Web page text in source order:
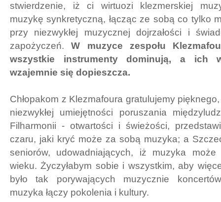
stwierdzenie, iż ci wirtuozi klezmerskiej
muzykę synkretyczną, łącząc ze sobą co tylko
przy niezwykłej muzycznej dojrzałości i
zapożyczeń.W muzyce zespołu
wszystkie instrumenty dominują, a ich
wzajemnie się dopieszcza.
Chłopakom z Klezmafoura gratulujemy
niezwykłej umiejętności poruszania
Filharmonii - otwartości i świeżości,
czaru, jaki kryć może za sobą muzyka; a
seniorów, udowadniających, iż muzyka
wieku. Życzyłabym sobie i wszystkim, aby
było tak porywających muzycznie
muzyka łączy pokolenia i kultury.